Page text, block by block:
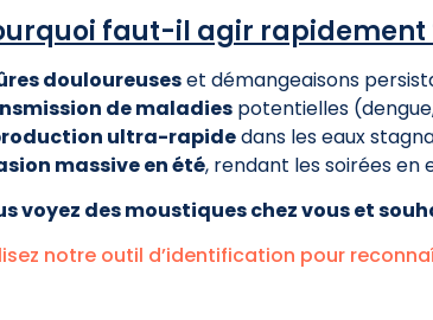
faut-il agir rapidement
douloureuseset démangeaisons
de maladies potentielles
ultra-rapidedans les eaux
massive en été, rendant les soirées en
voyez des moustiques chez vous et
notre outil d’identification pour